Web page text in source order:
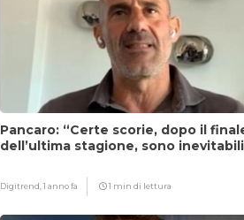
Pancaro: “Certe scorie, dopo il
dell’ultima stagione, sono
Digitrend,1 anno fa 1 min di lettura